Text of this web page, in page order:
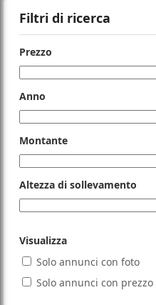
Filtri di ricerca
Prezzo
Anno
Montante
Altezza di sollevamento
Visualizza
Solo annunci con foto
Solo annunci con prezzo